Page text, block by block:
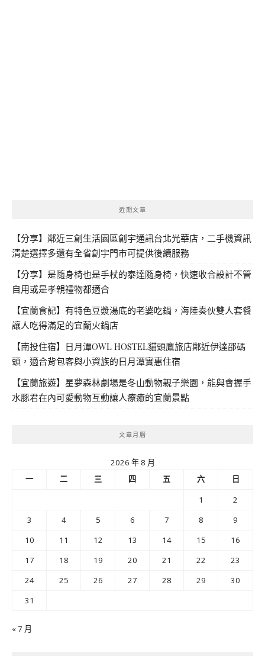
近期文章
【分享】鄰近三創生活園區創宇通訊台北光華店，二手機資訊
清楚選擇多還有全省創宇門市可提供後續服務
【分享】是隨身椅也是手杖的泰達隨身椅，快速收合設計不管
自用或是孝親禮物都適合
【宜蘭食記】有特色豆漿湯底的老婆吃鍋，海陸奏伙雙人套餐
讓人吃得滿足的宜蘭火鍋店
【南投住宿】日月潭OWL HOSTEL貓頭鷹旅店鄰近伊達邵碼
頭，適合背包客與小資族的日月潭實惠住宿
【宜蘭旅遊】星夢森林劇場是冬山動物親子樂園，能與會握手
水豚君在內可愛動物互動讓人療癒的宜蘭景點
文章月曆
2026 年 8 月
一
二 三 四 五 六
日
1
2
3
4 5 6 7 8
9
10
11 12 13 14 15
16
17
18 19 20 21 22
23
24
25 26 27 28 29
30
31
« 7 月